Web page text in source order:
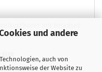
und andere
auch von
der Website zu